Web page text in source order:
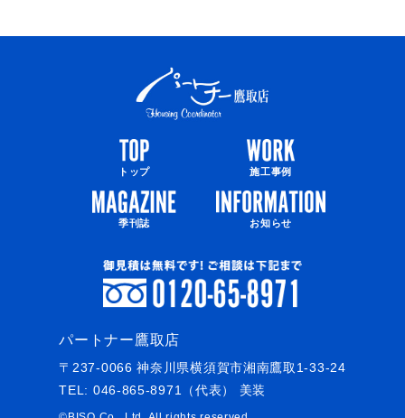
トップ 施工事例
季刊誌 お知らせ
パートナー鷹取店
〒237-0066 神奈川県横須賀市湘南鷹取1-33-24
TEL: 046-865-8971 （代表） 美装